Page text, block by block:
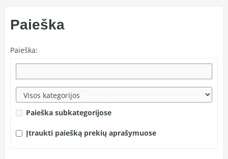
Paieška
Paieška:
Paieška subkategorijose
Įtraukti paiešką prekių aprašymuose